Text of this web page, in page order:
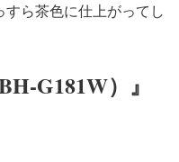
ら茶色に仕上がってし
G181W） 』